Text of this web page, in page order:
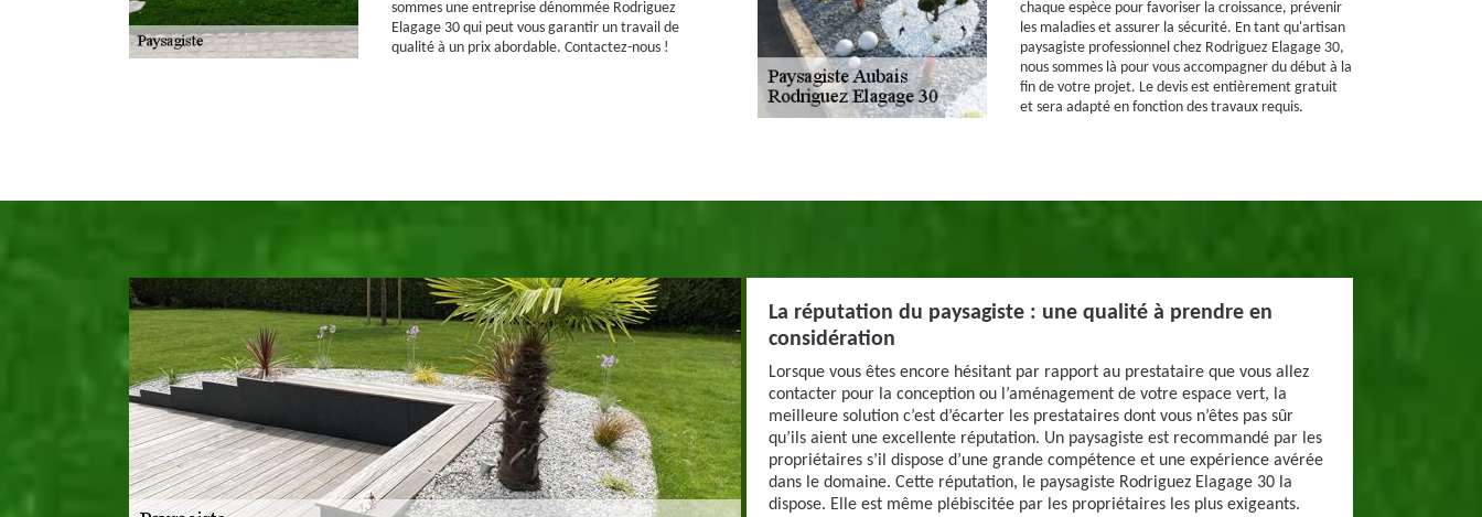
sommes une entreprise dénommée Rodriguez
Elagage 30 qui peut vous garantir un travail de
qualité à un prix abordable. Contactez-nous !
chaque espèce pour favoriser la croissance, prévenir
les maladies et assurer la sécurité. En tant qu'artisan
paysagiste professionnel chez Rodriguez Elagage 30,
nous sommes là pour vous accompagner du début à la
fin de votre projet. Le devis est entièrement gratuit
et sera adapté en fonction des travaux requis.
La réputation du paysagiste : une qualité à prendre en
considération
Lorsque vous êtes encore hésitant par rapport au prestataire que vous allez
contacter pour la conception ou l’aménagement de votre espace vert, la
meilleure solution c’est d’écarter les prestataires dont vous n’êtes pas sûr
qu’ils aient une excellente réputation. Un paysagiste est recommandé par les
propriétaires s’il dispose d’une grande compétence et une expérience avérée
dans le domaine. Cette réputation, le paysagiste Rodriguez Elagage 30 la
dispose. Elle est même plébiscitée par les propriétaires les plus exigeants.